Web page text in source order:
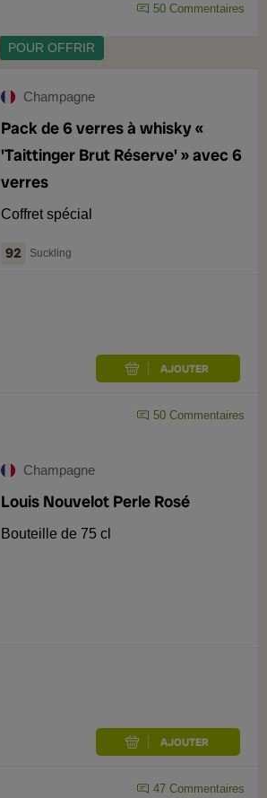
50 Commentaires
POUR OFFRIR
Champagne
Pack de 6 verres à whisky «
'Taittinger Brut Réserve' » avec 6
verres
Coffret spécial
92 Suckling
50 Commentaires
Champagne
Louis Nouvelot Perle Rosé
Bouteille de 75 cl
47 Commentaires